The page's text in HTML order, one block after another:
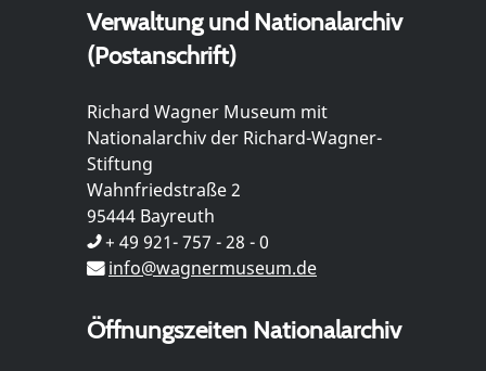
Verwaltung und Nationalarchiv
(Postanschrift)
Richard Wagner Museum mit
Nationalarchiv der Richard-Wagner-
Stiftung
Wahnfriedstraße 2
95444 Bayreuth
+ 49 921- 757 - 28 - 0
info@wagnermuseum.de
Öffnungszeiten Nationalarchiv